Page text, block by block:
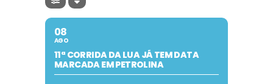
08
AGO
11ª CORRIDA DA LUA JÁ TEM DATA
MARCADA EM PETROLINA